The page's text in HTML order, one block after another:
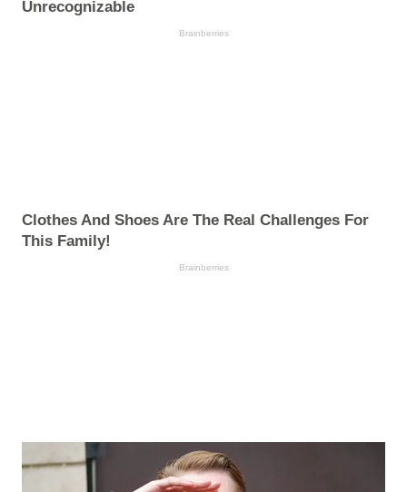
Unrecognizable
Brainberries
Clothes And Shoes Are The Real Challenges For
This Family!
Brainberries